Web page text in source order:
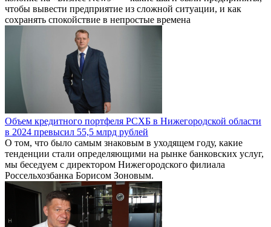
чтобы вывести предприятие из сложной ситуации, и как
сохранять спокойствие в непростые времена
Объем кредитного портфеля РСХБ в Нижегородской области
в 2024 превысил 55,5 млрд рублей
О том, что было самым знаковым в уходящем году, какие
тенденции стали определяющими на рынке банковских услуг,
мы беседуем с директором Нижегородского филиала
Россельхозбанка Борисом Зоновым.